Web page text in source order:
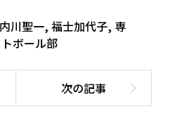
内川聖一, 福士加代子, 専
ボール部